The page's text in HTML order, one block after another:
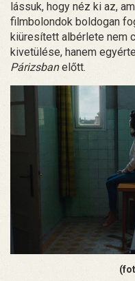
lássuk, hogy néz ki az,
filmbolondok boldogan
kiüresített albérlete nem
kivetülése, hanem
Párizsbanelőtt.